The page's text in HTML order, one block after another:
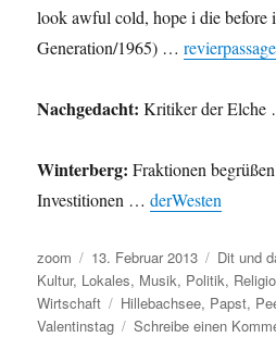
look awful cold, hope i die before
Generation/1965) …
Nachgedacht: Kritiker der
Winterberg: Fraktionen
Investitionen …derWesten
Autor
zoom
Veröffentlicht
am
13. Februar 2013 Dit und
Kultur, Lokales, Musik, Politik,
Wirtschaft
Schlagwörter
Hillebachsee, Papst,
Valentinstag
Schreibe einen